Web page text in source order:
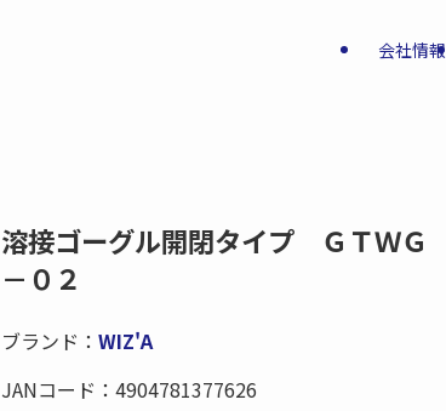
会社情報
溶接ゴーグル開閉タイプ ＧＴＷＧ
－０２
ブランド：WIZ'A
JANコード：4904781377626